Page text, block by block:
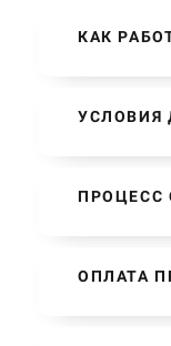
КАК
УСЛОВИЯ
ПРОЦЕСС
ОПЛАТА